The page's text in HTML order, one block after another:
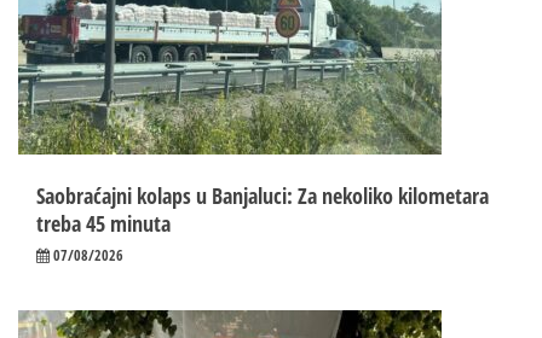
Saobraćajni kolaps u Banjaluci: Za nekoliko kilometara
treba 45 minuta
07/08/2026